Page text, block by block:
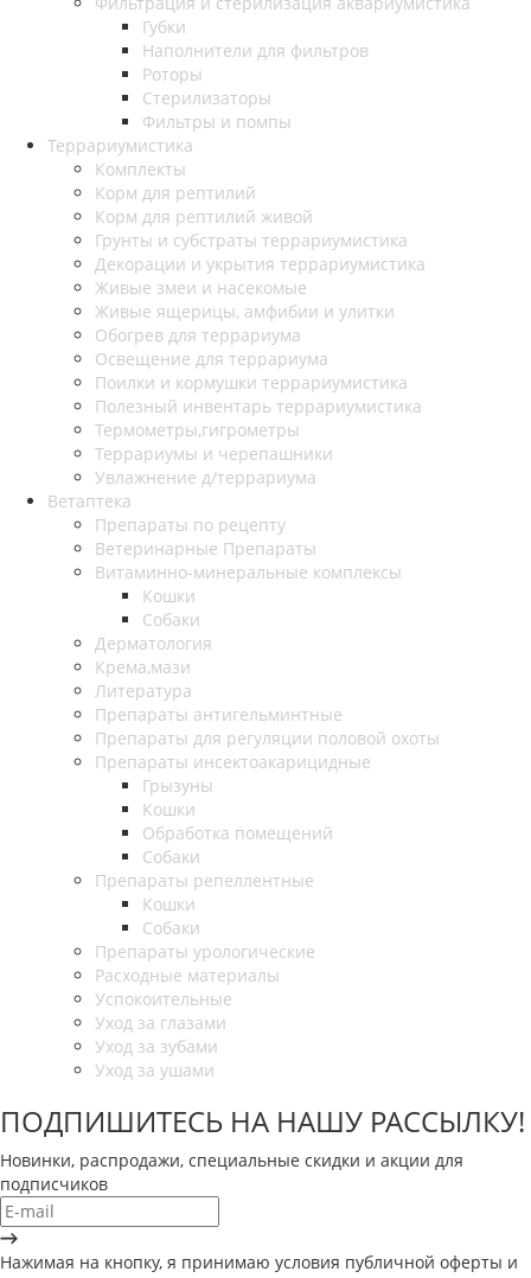
Губки
Наполнители для фильтров
Роторы
Стерилизаторы
Фильтры и помпы
Террариумистика
Комплекты
Корм для рептилий
Корм для рептилий живой
Грунты и субстраты террариумистика
Декорации и укрытия террариумистика
Живые змеи и насекомые
Живые ящерицы, амфибии и улитки
Обогрев для террариума
Освещение для террариума
Поилки и кормушки террариумистика
Полезный инвентарь террариумистика
Термометры,гигрометры
Террариумы и черепашники
Увлажнение д/террариума
Ветаптека
Препараты по рецепту
Ветеринарные Препараты
Витаминно-минеральные комплексы
Кошки
Собаки
Дерматология
Крема,мази
Литература
Препараты антигельминтные
Препараты для регуляции половой охоты
Препараты инсектоакарицидные
Грызуны
Кошки
Обработка помещений
Собаки
Препараты репеллентные
Кошки
Собаки
Препараты урологические
Расходные материалы
Успокоительные
Уход за глазами
Уход за зубами
Уход за ушами
ПОДПИШИТЕСЬ НА НАШУ РАССЫЛКУ!
Новинки, распродажи, специальные скидки и акции для
подписчиков
Нажимая на кнопку, я принимаю условия публичной оферты и